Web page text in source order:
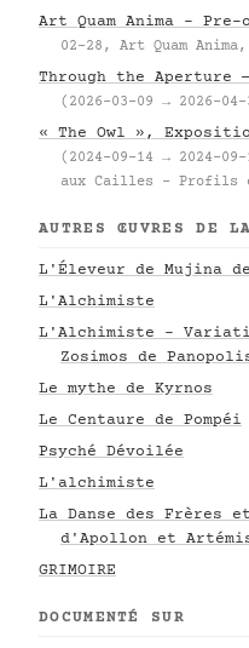
Art Quam Anima – Pre-
02-28, Art Quam
Through the Aperture
(2026-03-09 → 2026-
« The Owl »,
(2024-09-14 → 2024-
aux Cailles – Profils
AUTRES ŒUVRES DE
L'Éleveur de Mujina
L'Alchimiste
L'Alchimiste -
Zosimos de
Le mythe de Kyrnos
Le Centaure de Pompéi
Psyché Dévoilée
L'alchimiste
La Danse des Frères
d'Apollon et
GRIMOIRE
DOCUMENTÉ SUR